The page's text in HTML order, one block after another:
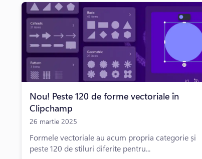
Nou! Peste 120 de forme vectoriale în
Clipchamp
26 martie 2025
Formele vectoriale au acum propria categorie și
peste 120 de stiluri diferite pentru...